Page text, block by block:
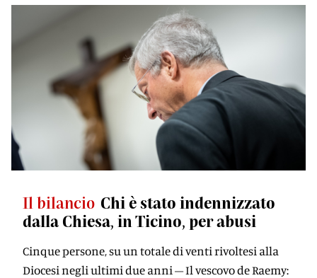
Il bilancio Chi è stato indennizzato
dalla Chiesa, in Ticino, per abusi
Cinque persone, su un totale di venti rivoltesi alla
Diocesi negli ultimi due anni – Il vescovo de Raemy: